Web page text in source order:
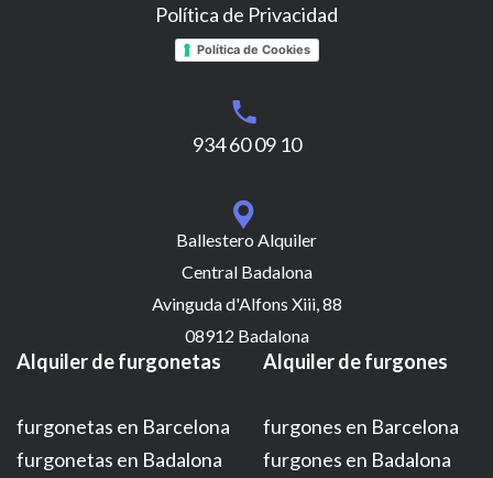
Política de Privacidad
Política de Cookies
934 60 09 10
Ballestero Alquiler
Central Badalona
Avinguda d'Alfons Xiii, 88
08912 Badalona
Alquiler de furgonetas
furgonetas en Barcelona
furgonetas en Badalona
Alquiler de furgones
furgones en Barcelona
furgones en Badalona